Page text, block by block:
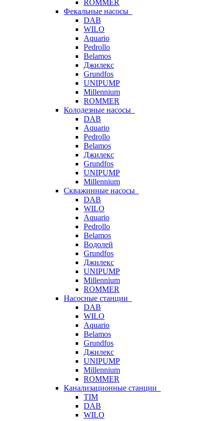
ROMMER
Фекальные насосы
DAB
WILO
Aquario
Pedrollo
Belamos
Джилекс
Grundfos
UNIPUMP
Millennium
ROMMER
Колодезные насосы
DAB
Aquario
Pedrollo
Belamos
Джилекс
Grundfos
UNIPUMP
Millennium
Скважинные насосы
DAB
WILO
Aquario
Pedrollo
Belamos
Водолей
Grundfos
Джилекс
UNIPUMP
Millennium
ROMMER
Насосные станции
DAB
WILO
Aquario
Belamos
Grundfos
Джилекс
UNIPUMP
Millennium
ROMMER
Канализационные станции
TIM
DAB
WILO